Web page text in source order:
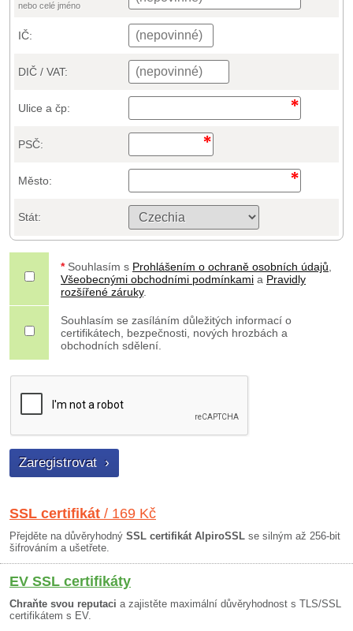
nebo celé jméno
IČ:
DIČ / VAT:
Ulice a čp:
PSČ:
Město:
Stát:
* Souhlasím s Prohlášením o ochraně osobních údajů
Všeobecnými obchodními podmínkami a Pravidly
rozšířené záruky.
Souhlasím se zasíláním důležitých informací o
certifikátech, bezpečnosti, nových hrozbách a
obchodních sdělení.
SSL certifikát / 169 Kč
Přejděte na důvěryhodný SSL certifikát AlpiroSSL se silným až 256-bit
šifrováním a ušetřete.
EV SSL certifikáty
Chraňte svou reputaci a zajistěte maximální důvěryhodnost s TLS/SSL
certifikátem s EV.